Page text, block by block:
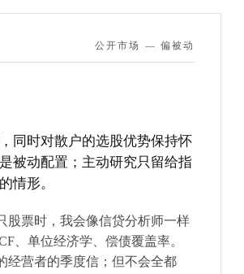
公开市场 — 偏被动
同时对散户的选股优势保持怀
被动配置；主动研究只留给指
情形。
股票时，我会像信贷分析师一样
、单位经济学、偿债覆盖率。
经营者的季度信；但不会全都